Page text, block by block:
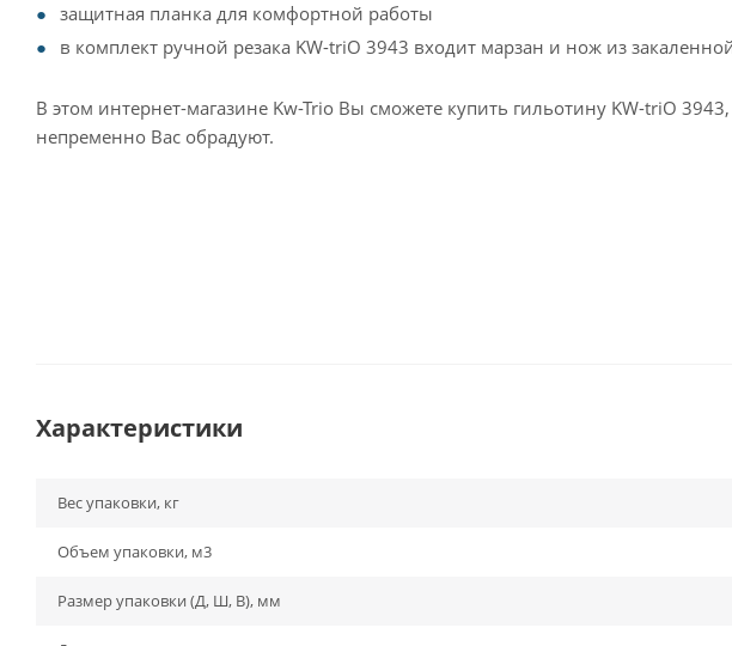
защитная планка для комфортной работы
в комплект ручной резака KW-triO 3943 входит марзан и нож из
В этом интернет-магазине Kw-Trio Вы сможете купить гильотину KW-triO
непременно Вас обрадуют.
Характеристики
Вес упаковки, кг
Объем упаковки, м3
Размер упаковки (Д, Ш, В), мм